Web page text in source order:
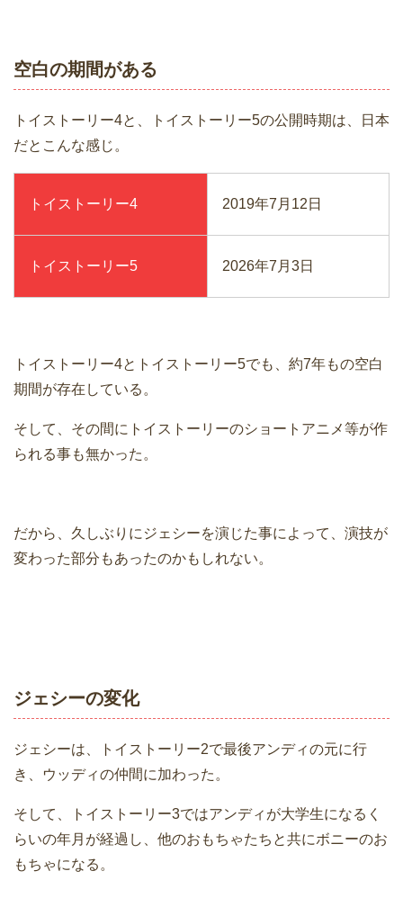
空白の期間がある
トイストーリー4と、トイストーリー5の公開時期は、日本
だとこんな感じ。
トイストーリー4 2019年7月12日
トイストーリー5 2026年7月3日
トイストーリー4とトイストーリー5でも、約7年もの空白
期間が存在している。
そして、その間にトイストーリーのショートアニメ等が作
られる事も無かった。
だから、久しぶりにジェシーを演じた事によって、演技が
変わった部分もあったのかもしれない。
ジェシーの変化
ジェシーは、トイストーリー2で最後アンディの元に行
き、ウッディの仲間に加わった。
そして、トイストーリー3ではアンディが大学生になるく
らいの年月が経過し、他のおもちゃたちと共にボニーのお
もちゃになる。